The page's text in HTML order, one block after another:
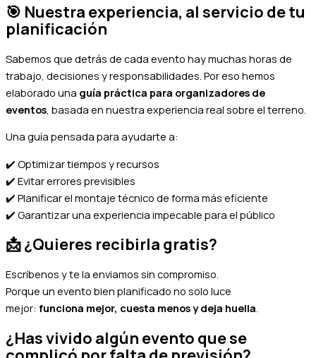
🎯 Nuestra experiencia, al servicio de tu
planificación
Sabemos que detrás de cada evento hay muchas horas de
trabajo, decisiones y responsabilidades. Por eso hemos
elaborado una guía práctica para organizadores de
eventos , basada en nuestra experiencia real sobre el terreno.
Una guía pensada para ayudarte a:
✔️ Optimizar tiempos y recursos
✔️ Evitar errores previsibles
✔️ Planificar el montaje técnico de forma más eficiente
✔️ Garantizar una experiencia impecable para el público
📩¿Quieres recibirla gratis?
Escríbenos y te la enviamos sin compromiso.
Porque un evento bien planificado no solo luce
mejor: funciona mejor, cuesta menos y deja huella.
¿Has vivido algún evento que se